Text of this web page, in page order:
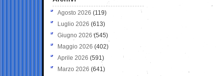
Agosto 2026 (119)
Luglio 2026 (613)
Giugno 2026 (545)
Maggio 2026 (402)
Aprile 2026 (591)
Marzo 2026 (641)